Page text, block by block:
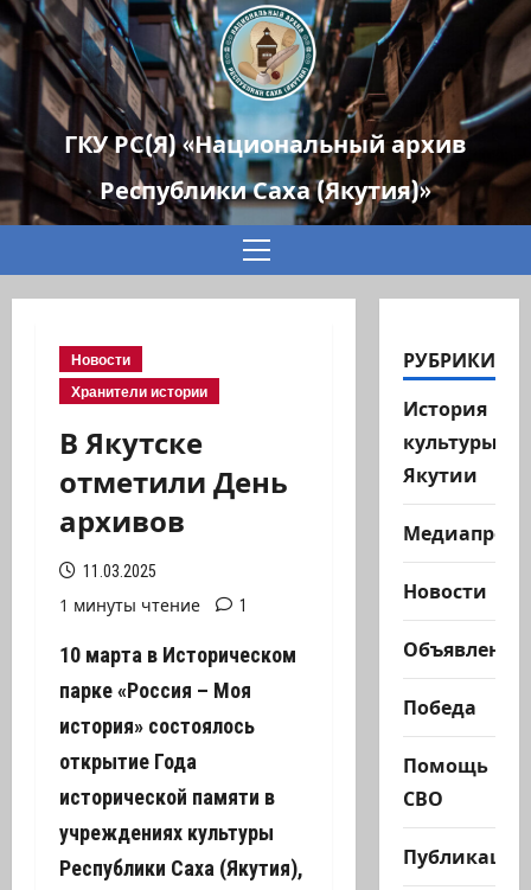
ГКУ РС(Я) «Национальный архив
Республики Саха (Якутия)»
Основное
Новости
Хранители истории
В Якутске
отметили День
архивов
11.03.2025
1 минуты чтение 1
10 марта в Историческом
парке «Россия – Моя
история» состоялось
открытие Года
исторической памяти в
учреждениях культуры
Республики Саха (Якутия),
РУБРИКИ
История
культуры
Якутии
Новости
Объявления
Победа
Помощь
СВО
Публикации